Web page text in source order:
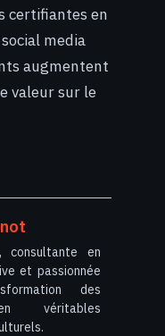
certifiantes en
media
augmentent
valeur sur le
consultante en
et passionnée
des
véritables